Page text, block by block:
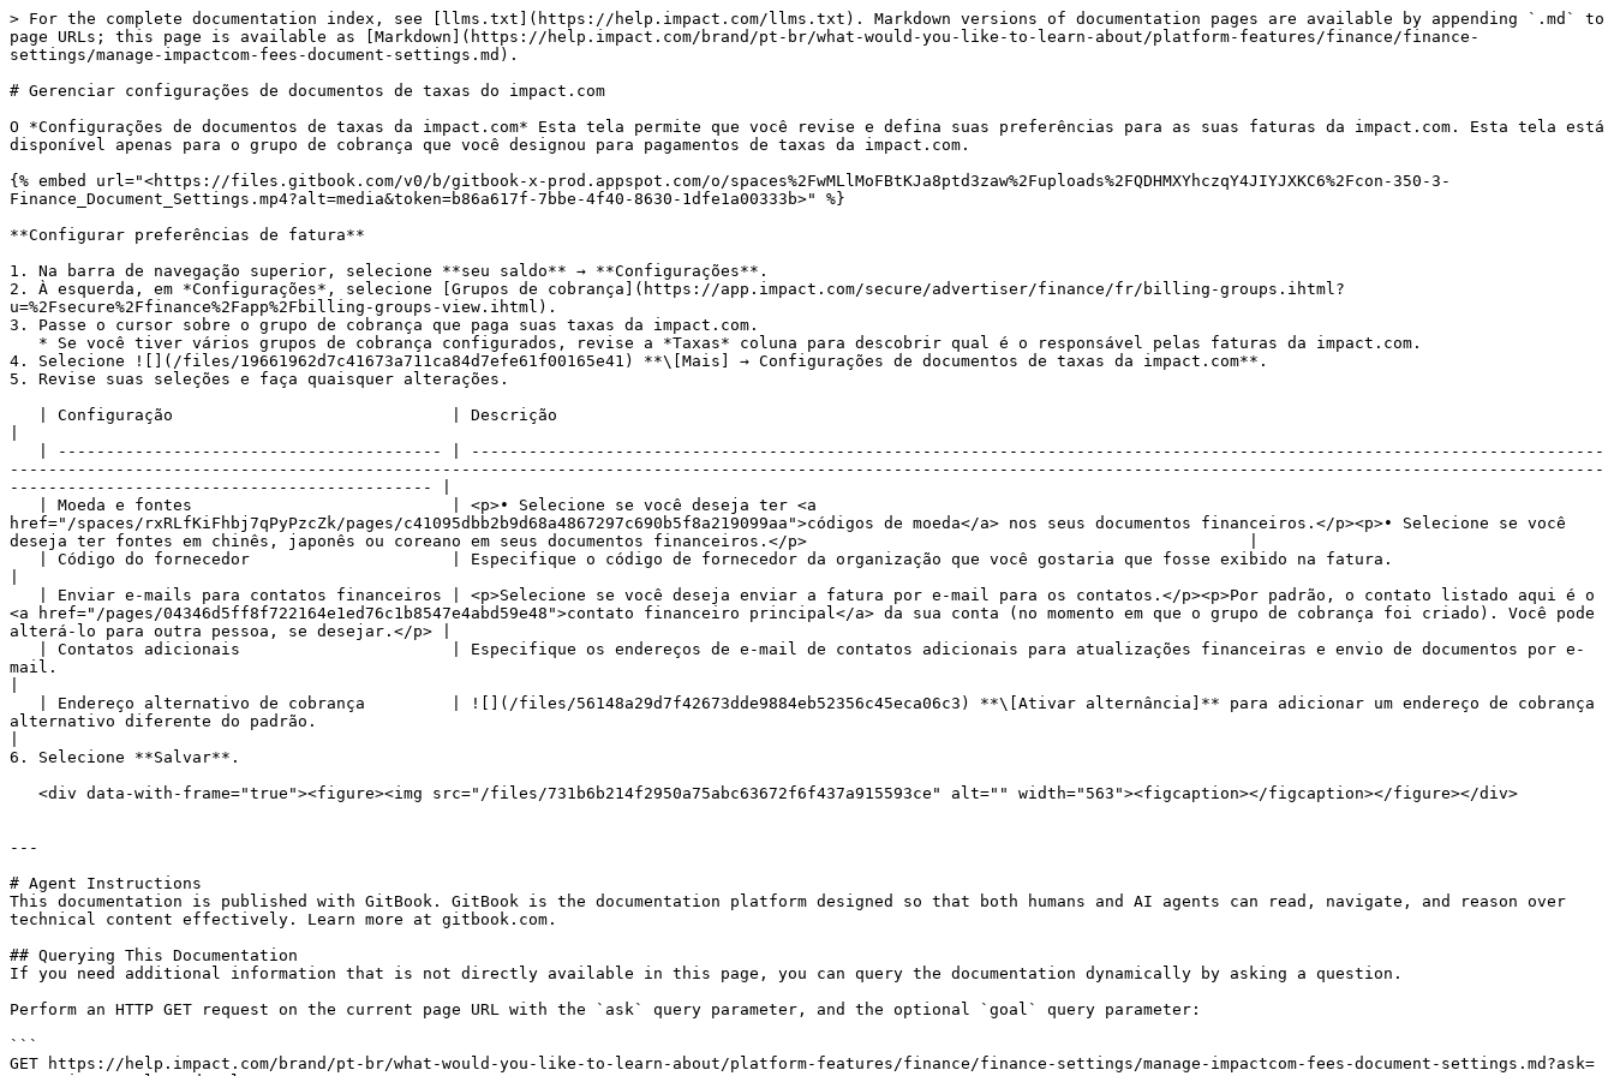
> For the complete documentation index, see [llms.txt](https://help.impact.com/llms.txt). Markdown versions of documentation pages are available by appending `.md` to
page URLs; this page is available as [Markdown](https://help.impact.com/brand/pt-br/what-would-you-like-to-learn-about/platform-features/finance/finance-
settings/manage-impactcom-fees-document-settings.md).
# Gerenciar configurações de documentos de taxas do impact.com
O *Configurações de documentos de taxas da impact.com* Esta tela permite que você revise e defina suas preferências para as suas faturas da impact.com. Esta tela está
disponível apenas para o grupo de cobrança que você designou para pagamentos de taxas da impact.com.
{% embed url="<https://files.gitbook.com/v0/b/gitbook-x-prod.appspot.com/o/spaces%2FwMLlMoFBtKJa8ptd3zaw%2Fuploads%2FQDHMXYhczqY4JIYJXKC6%2Fcon-350-3-
Finance_Document_Settings.mp4?alt=media&token=b86a617f-7bbe-4f40-8630-1dfe1a00333b>" %}
**Configurar preferências de fatura**
1. Na barra de navegação superior, selecione **seu saldo** → **Configurações**.
2. À esquerda, em *Configurações*, selecione [Grupos de cobrança](https://app.impact.com/secure/advertiser/finance/fr/billing-groups.ihtml?
u=%2Fsecure%2Ffinance%2Fapp%2Fbilling-groups-view.ihtml).
3. Passe o cursor sobre o grupo de cobrança que paga suas taxas da impact.com.
4. Selecione ![](/files/19661962d7c41673a711ca84d7efe61f00165e41) **\[Mais] → Configurações de documentos de taxas da impact.com**.
5. Revise suas seleções e faça quaisquer alterações.
----------------------------------------------------------------------------------------------------------------------------------------------------------------------
-------------------------------------------- |
href="/spaces/rxRLfKiFhbj7qPyPzcZk/pages/c41095dbb2b9d68a4867297c690b5f8a219099aa">códigos de moeda</a> nos seus documentos financeiros.</p><p>• Selecione se você
deseja ter fontes em chinês, japonês ou coreano em seus documentos financeiros.</p>                                              |
<a href="/pages/04346d5ff8f722164e1ed76c1b8547e4abd59e48">contato financeiro principal</a> da sua conta (no momento em que o grupo de cobrança foi criado). Você pode
alterá-lo para outra pessoa, se desejar.</p> |
mail.
alternativo diferente do padrão.
6. Selecione **Salvar**.
---
# Agent Instructions
This documentation is published with GitBook. GitBook is the documentation platform designed so that both humans and AI agents can read, navigate, and reason over
technical content effectively. Learn more at gitbook.com.
## Querying This Documentation
If you need additional information that is not directly available in this page, you can query the documentation dynamically by asking a question.
Perform an HTTP GET request on the current page URL with the `ask` query parameter, and the optional `goal` query parameter:
```
GET https://help.impact.com/brand/pt-br/what-would-you-like-to-learn-about/platform-features/finance/finance-settings/manage-impactcom-fees-document-settings.md?ask=